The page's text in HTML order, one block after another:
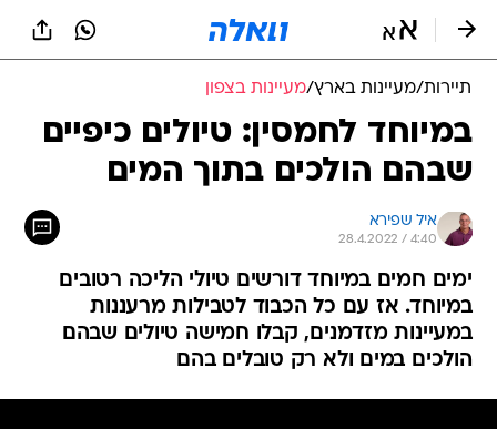
תיירות/מעיינות בארץ/מעיינות בצפון
במיוחד לחמסין: טיולים כיפיים
שבהם הולכים בתוך המים
איל שפירא
28.4.2022 / 4:40
ימים חמים במיוחד דורשים טיולי הליכה רטובים
במיוחד. אז עם כל הכבוד לטבילות מרעננות
במעיינות מזדמנים, קבלו חמישה טיולים שבהם
הולכים במים ולא רק טובלים בהם